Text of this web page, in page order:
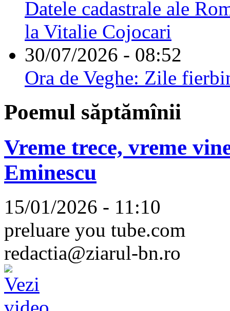
Datele cadastrale ale
la Vitalie Cojocari
30/07/2026 - 08:52
Ora de Veghe: Zile
Poemul săptămînii
Vreme trece, vreme
Eminescu
15/01/2026 - 11:10
preluare you tube.com
redactia@ziarul-bn.ro